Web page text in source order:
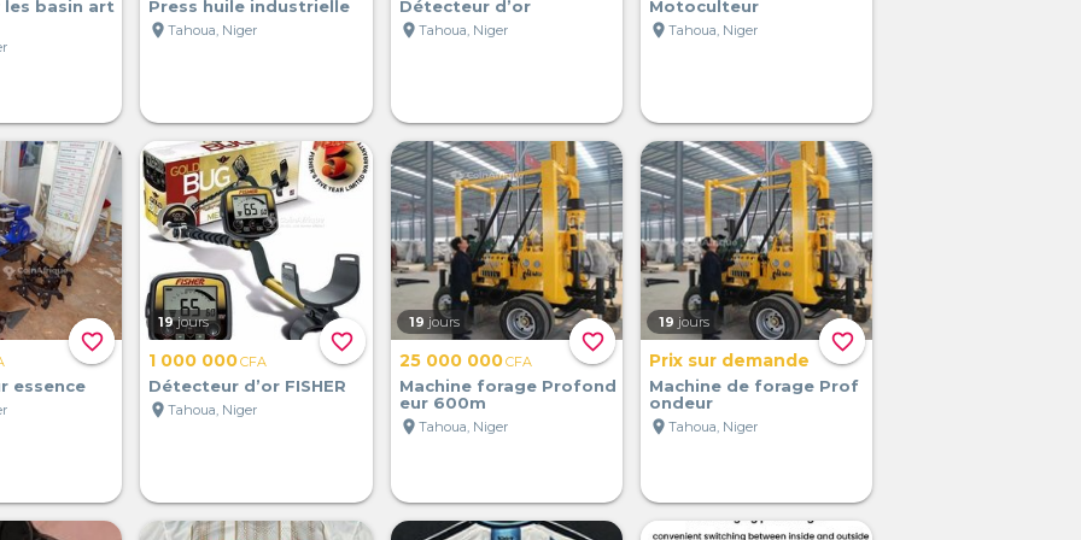
les basin art
Press huile industrielle
location_onTahoua, Niger
Détecteur d’or
location_on Tahoua, Niger
Motoculteur
location_onTahoua, Niger
favorite_border
essence
favorite_border
19 jours
1 000 000CFA
Détecteur d’or FISHER
location_onTahoua, Niger
favorite_border
19 jours
25 000 000CFA
Machine forage Profond
eur 600m
location_on Tahoua, Niger
favorite_border
19 jours
Prix sur demande
Machine de forage Prof
ondeur
location_onTahoua, Niger